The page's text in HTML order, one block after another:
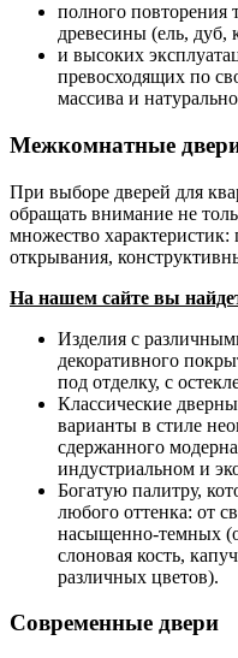
полного повторения
древесины (ель, дуб,
и высоких
превосходящих по
массива и
Межкомнатные
При выборе дверей для
обращать внимание не
множество характеристик:
открывания,
На нашем сайте вы
Изделия с
декоративного
под отделку, с
Классические
варианты в стиле
сдержанного
индустриальном и
Богатую палитру,
любого оттенка: от
насыщенно-темных
слоновая кость,
различных цветов).
Современные двери